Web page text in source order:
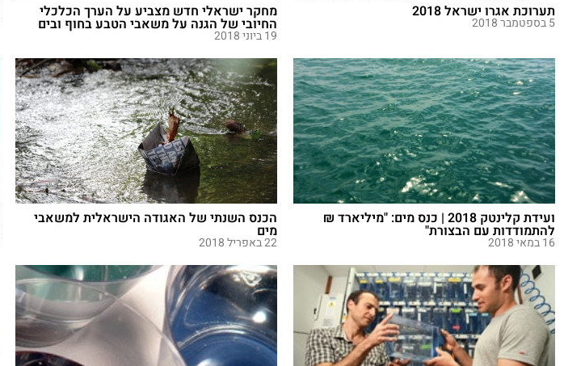
תערוכת אגרו ישראל 2018
5 בספטמבר 2018
מחקר ישראלי חדש מצביע על הערך הכלכלי
החיובי של הגנה על משאבי הטבע בחוף ובים
19 ביוני 2018
ועידת קלינטק 2018 | כנס מים: "מיליארד ₪
להתמודדות עם הבצורת"
16 במאי 2018
הכנס השנתי של האגודה הישראלית למשאבי
מים
22 באפריל 2018